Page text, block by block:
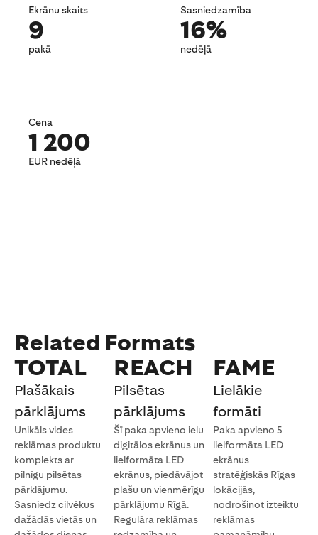
Ekrānu skaits
9
pakā
Sasniedzamība
16%
nedēļā
Cena
1 200
EUR nedēļā
Related Formats
TOTAL
Plašākais
pārklājums
Unikāls vides
reklāmas produktu
komplekts ar
pilnīgu pilsētas
pārklājumu.
Sasniedz cilvēkus
dažādās vietās un
REACH
Pilsētas
pārklājums
Šī paka apvieno ielu
digitālos ekrānus un
lielformāta LED
ekrānus, piedāvājot
plašu un vienmērīgu
pārklājumu Rīgā.
Regulāra reklāmas
FAME
Lielākie
formāti
Paka apvieno 5
lielformāta LED
ekrānus
stratēģiskās Rīgas
lokācijās,
nodrošinot izteiktu
reklāmas